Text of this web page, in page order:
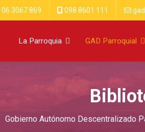
06 3067 869 098 8601 111
La Parroquia GAD Parroquial
Gobierno Autónomo Descentralizado